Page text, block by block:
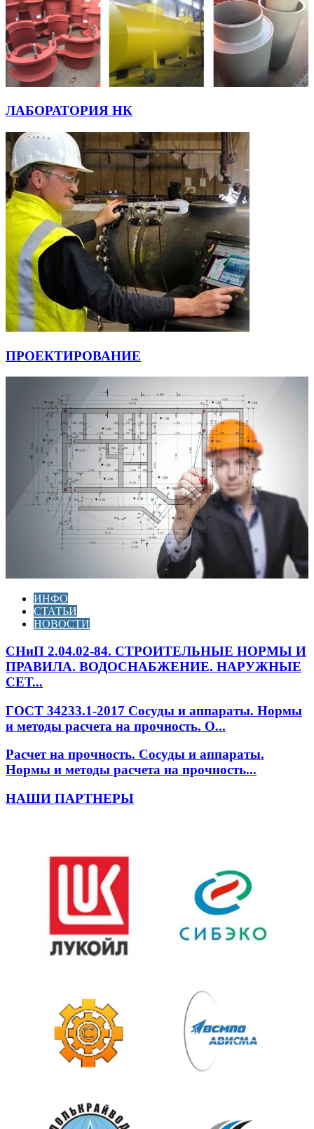
ЛАБОРАТОРИЯ НК
ПРОЕКТИРОВАНИЕ
ИНФО
СТАТЬИ
НОВОСТИ
СНиП 2.04.02-84. СТРОИТЕЛЬНЫЕ НОРМЫ И
ПРАВИЛА. ВОДОСНАБЖЕНИЕ. НАРУЖНЫЕ
СЕТ...
ГОСТ 34233.1-2017 Сосуды и аппараты. Нормы
и методы расчета на прочность. О...
Расчет на прочность. Сосуды и аппараты.
Нормы и методы расчета на прочность...
НАШИ ПАРТНЕРЫ